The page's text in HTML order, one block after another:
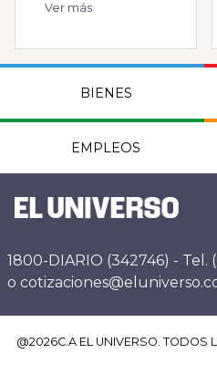
Ver más
BIENES
EMPLEOS
1800-DIARIO (342746) -
o
@2026C.A EL UNIVERSO. TODOS